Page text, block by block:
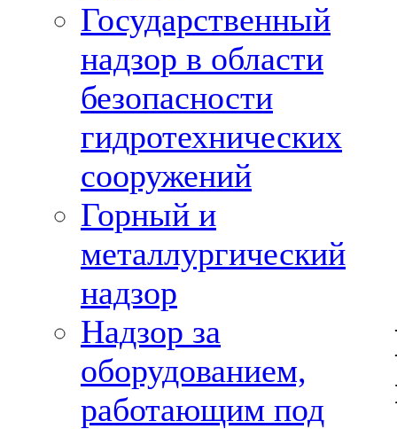
Государственный
надзор в области
безопасности
гидротехнических
сооружений
Горный и
металлургический
надзор
Надзор за
оборудованием,
работающим под